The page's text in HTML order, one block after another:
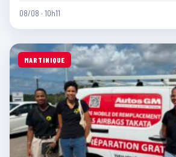
08/08 · 10h11
MARTINIQUE